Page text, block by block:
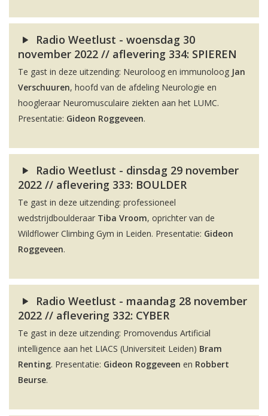
Radio Weetlust - woensdag 30
november 2022 // aflevering 334: SPIEREN
Te gast in deze uitzending: Neuroloog en immunoloog Jan
Verschuuren, hoofd van de afdeling Neurologie en
hoogleraar Neuromusculaire ziekten aan het LUMC.
Presentatie: Gideon Roggeveen.
Radio Weetlust - dinsdag 29 november
2022 // aflevering 333: BOULDER
Te gast in deze uitzending: professioneel
wedstrijdboulderaar Tiba Vroom, oprichter van de
Wildflower Climbing Gym in Leiden. Presentatie: Gideon
Roggeveen.
Radio Weetlust - maandag 28 november
2022 // aflevering 332: CYBER
Te gast in deze uitzending: Promovendus Artificial
intelligence aan het LIACS (Universiteit Leiden) Bram
Renting. Presentatie: Gideon Roggeveen en Robbert
Beurse.